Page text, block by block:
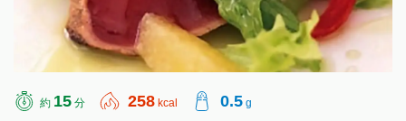
約 15 分 258 kcal 0.5 g